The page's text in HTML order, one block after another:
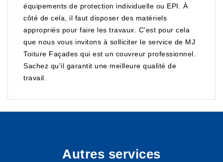
équipements de protection individuelle ou EPI. À
côté de cela, il faut disposer des matériels
appropriés pour faire les travaux. C'est pour cela
que nous vous invitons à solliciter le service de MJ
Toiture Façades qui est un couvreur professionnel.
Sachez qu'il garantit une meilleure qualité de
travail.
Autres services